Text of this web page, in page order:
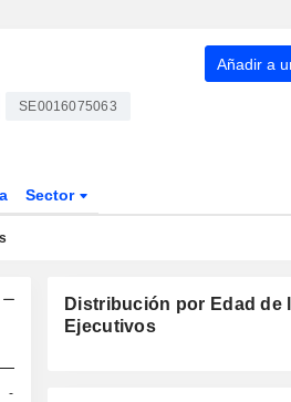
Añadir a
SE0016075063
Sector
-
Distribución por Edad de
Ejecutivos